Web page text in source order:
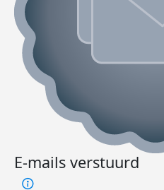
E-mails verstuurd